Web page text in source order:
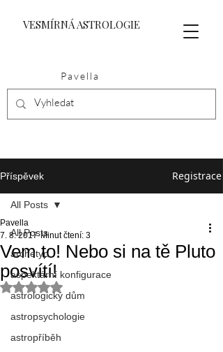
VESMÍRNÁ ASTROLOGIE
Pavella
Příspěvek Registrace
All Posts
archetyp
aspektární konfigurace
astrologický dům
astropsychologie
astropříběh
All Posts
Vem to! Nebo si na tě Pluto
posvítí!
Pavella
7. 8. 2017 Minut čtení: 3
Hodnoceno NaN z 5 hvězdiček.